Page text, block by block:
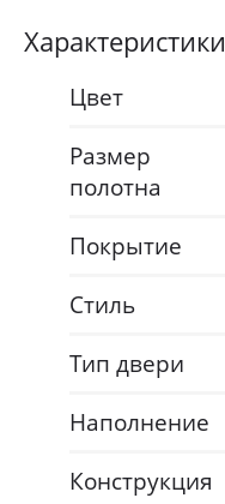
Характеристики
Цвет
Размер
полотна
Покрытие
Стиль
Тип двери
Наполнение
Конструкция